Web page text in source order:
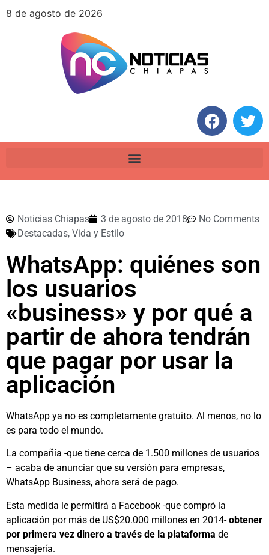
8 de agosto de 2026
Noticias Chiapas 3 de agosto de 2018
No Comments
Destacadas, Vida y Estilo
WhatsApp: quiénes son
los usuarios
«business» y por qué a
partir de ahora tendrán
que pagar por usar la
aplicación
WhatsApp ya no es completamente gratuito. Al menos, no lo
es para todo el mundo.
La compañía -que tiene cerca de 1.500 millones de usuarios
– acaba de anunciar que su versión para empresas,
WhatsApp Business, ahora será de pago.
Esta medida le permitirá a Facebook -que compró la
aplicación por más de US$20.000 millones en 2014-obtener
por primera vez dinero a través de la plataforma de
mensajería.